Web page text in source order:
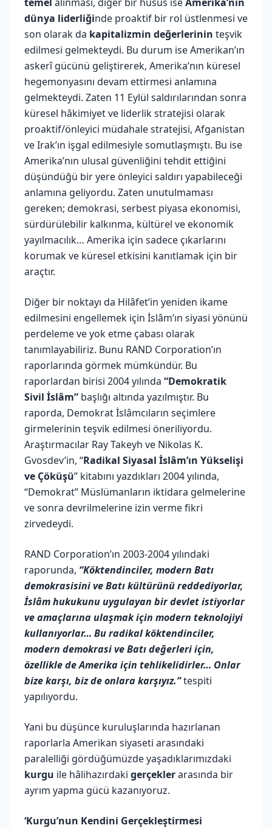
dünya liderliğinde proaktif bir rol üstlenmesi ve
son olarak da kapitalizmin değerlerinin teşvik
edilmesi gelmekteydi. Bu durum ise Amerikan’ın
askerî gücünü geliştirerek, Amerika’nın küresel
hegemonyasını devam ettirmesi anlamına
gelmekteydi. Zaten 11 Eylül saldırılarından sonra
küresel hâkimiyet ve liderlik stratejisi olarak
proaktif/önleyici müdahale stratejisi, Afganistan
ve Irak’ın işgal edilmesiyle somutlaşmıştı. Bu ise
Amerika’nın ulusal güvenliğini tehdit ettiğini
düşündüğü bir yere önleyici saldırı yapabileceği
anlamına geliyordu. Zaten unutulmaması
gereken; demokrasi, serbest piyasa ekonomisi,
sürdürülebilir kalkınma, kültürel ve ekonomik
yayılmacılık… Amerika için sadece çıkarlarını
korumak ve küresel etkisini kanıtlamak için bir
araçtır.
Diğer bir noktayı da Hilâfet’in yeniden ikame
edilmesini engellemek için İslâm’ın siyasi yönünü
perdeleme ve yok etme çabası olarak
tanımlayabiliriz. Bunu RAND Corporation’ın
raporlarında görmek mümkündür. Bu
raporlardan birisi 2004 yılında “Demokratik
Sivil İslâm” başlığı altında yazılmıştır. Bu
raporda, Demokrat İslâmcıların seçimlere
girmelerinin teşvik edilmesi öneriliyordu.
Araştırmacılar Ray Takeyh ve Nikolas K.
Gvosdev’in, “Radikal Siyasal İslâm’ın Yükselişi
ve Çöküşü” kitabını yazdıkları 2004 yılında,
“Demokrat” Müslümanların iktidara gelmelerine
ve sonra devrilmelerine izin verme fikri
zirvedeydi.
RAND Corporation’ın 2003-2004 yılındaki
raporunda, “Köktendinciler, modern Batı
demokrasisini ve Batı kültürünü reddediyorlar,
İslâm hukukunu uygulayan bir devlet istiyorlar
ve amaçlarına ulaşmak için modern teknolojiyi
kullanıyorlar… Bu radikal köktendinciler,
modern demokrasi ve Batı değerleri için,
özellikle de Amerika için tehlikelidirler… Onlar
bize karşı, biz de onlara karşıyız.”tespiti
yapılıyordu.
Yani bu düşünce kuruluşlarında hazırlanan
raporlarla Amerikan siyaseti arasındaki
paralelliği gördüğümüzde yaşadıklarımızdaki
kurgu ile hâlihazırdaki gerçeklerarasında bir
ayrım yapma gücü kazanıyoruz.
‘Kurgu’nun Kendini Gerçekleştirmesi